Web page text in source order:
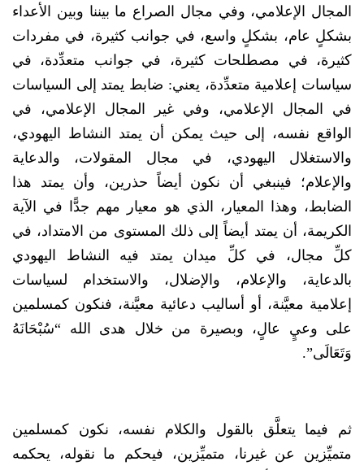
المجال الإعلامي، وفي مجال الصراع ما بيننا وبين الأعداء
بشكلٍ عام، بشكلٍ واسع، في جوانب كثيرة، في مفردات
كثيرة، في مصطلحات كثيرة، في جوانب متعدِّدة، في
سياسات إعلامية متعدِّدة، يعني: ضابط يمتد إلى السياسات
في المجال الإعلامي، وفي غير المجال الإعلامي، في
الواقع نفسه، إلى حيث يمكن أن يمتد النشاط اليهودي،
والاستغلال اليهودي، في مجال المقولات، والدعاية
والإعلام؛ فينبغي أن نكون أيضاً حذرين، وأن يمتد هذا
الضابط، وهذا المعيار، الذي هو معيار مهم جدًّا في الآية
الكريمة، أن يمتد أيضاً إلى ذلك المستوى من الامتداد، في
كلِّ مجال، في كلِّ ميدان يمتد فيه النشاط اليهودي
بالدعاية، والإعلام، والإضلال، والاستخدام لسياسات
إعلامية معيَّنة، أو أساليب دعائية معيَّنة، فنكون كمسلمين
على وعيٍ عالٍ، وبصيرة من خلال هدى الله “سُبْحَانَهُ
وَتَعَالَى”.
ثم فيما يتعلَّق بالقول والكلام نفسه، نكون كمسلمين
متميِّزين عن غيرنا، متميِّزين، فيحكم ما نقوله، يحكمه